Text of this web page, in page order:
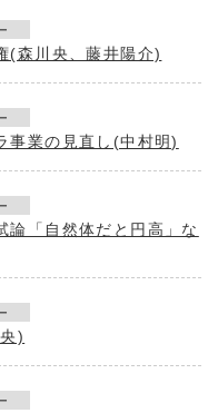
(森川央、藤井陽介)
事業の見直し(中村明)
「自然体だと円高」な
)